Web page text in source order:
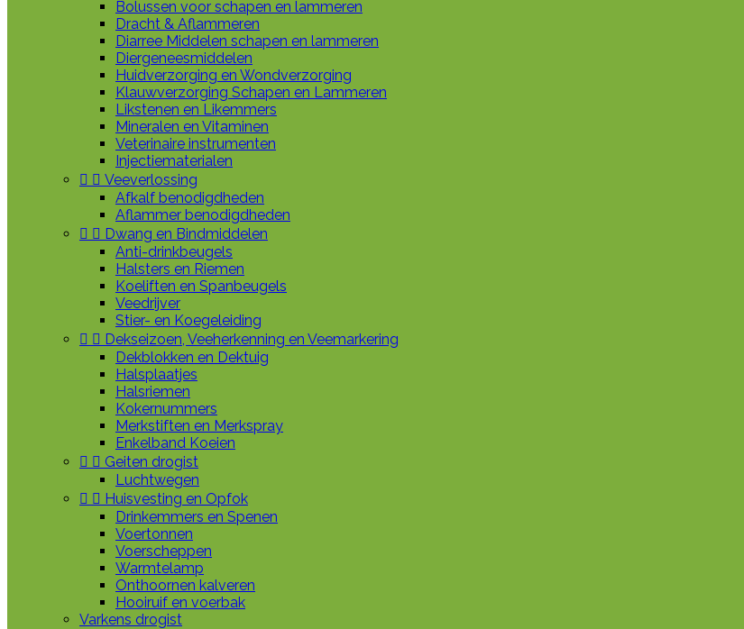
Bolussen voor schapen en lammeren
Dracht & Aflammeren
Diarree Middelen schapen en lammeren
Diergeneesmiddelen
Huidverzorging en Wondverzorging
Klauwverzorging Schapen en Lammeren
Likstenen en Likemmers
Mineralen en Vitaminen
Veterinaire instrumenten
Injectiematerialen
  Veeverlossing
Afkalf benodigdheden
Aflammer benodigdheden
  Dwang en Bindmiddelen
Anti-drinkbeugels
Halsters en Riemen
Koeliften en Spanbeugels
Veedrijver
Stier- en Koegeleiding
  Dekseizoen, Veeherkenning en Veemarkering
Dekblokken en Dektuig
Halsplaatjes
Halsriemen
Kokernummers
Merkstiften en Merkspray
Enkelband Koeien
  Geiten drogist
Luchtwegen
  Huisvesting en Opfok
Drinkemmers en Spenen
Voertonnen
Voerscheppen
Warmtelamp
Onthoornen kalveren
Hooiruif en voerbak
Varkens drogist